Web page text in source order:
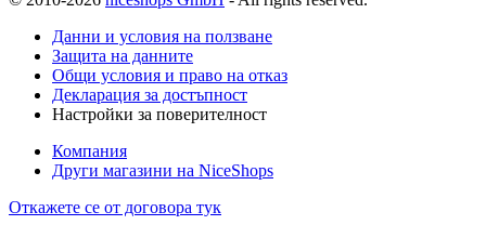
Данни и условия на ползване
Защита на данните
Общи условия и право на отказ
Декларация за достъпност
Настройки за поверителност
Компания
Други магазини на NiceShops
Откажете се от договора тук